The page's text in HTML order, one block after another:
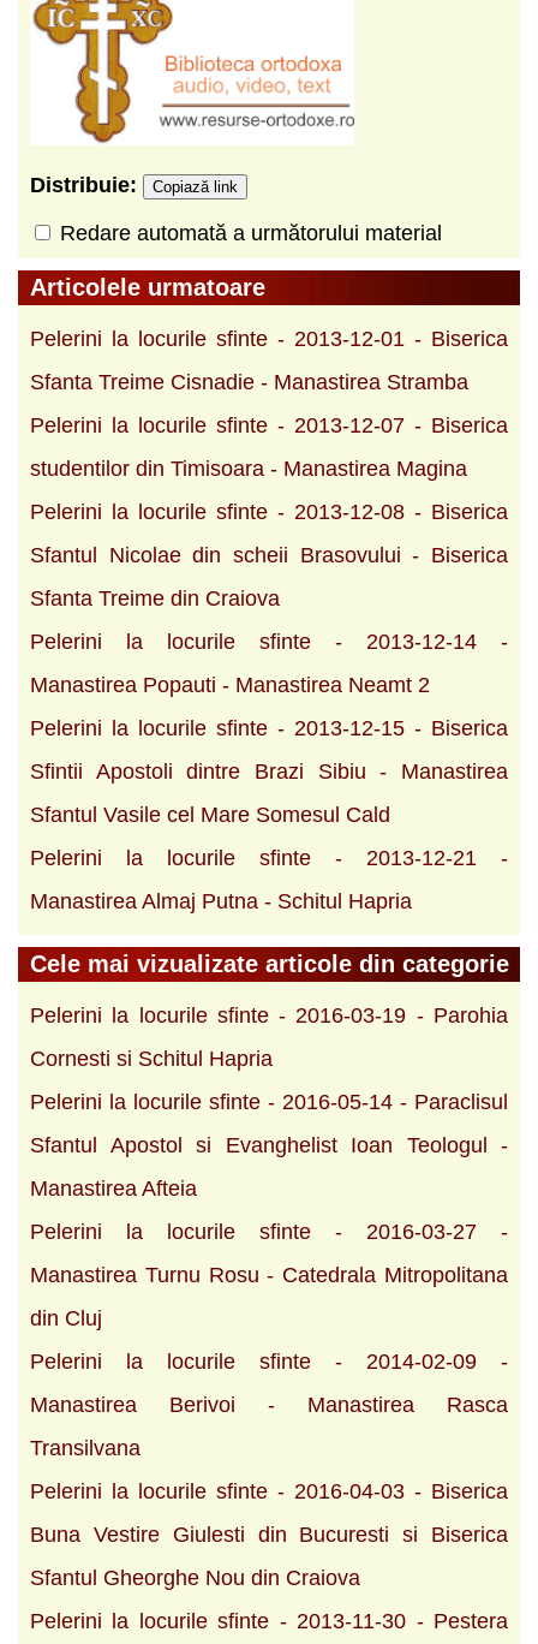
Distribuie: Copiază link
Redare automată a următorului material
Articolele urmatoare
Pelerini la locurile sfinte - 2013-12-01 - Biserica
Sfanta Treime Cisnadie - Manastirea Stramba
Pelerini la locurile sfinte - 2013-12-07 - Biserica
studentilor din Timisoara - Manastirea Magina
Pelerini la locurile sfinte - 2013-12-08 - Biserica
Sfantul Nicolae din scheii Brasovului - Biserica
Sfanta Treime din Craiova
Pelerini la locurile sfinte - 2013-12-14 -
Manastirea Popauti - Manastirea Neamt 2
Pelerini la locurile sfinte - 2013-12-15 - Biserica
Sfintii Apostoli dintre Brazi Sibiu - Manastirea
Sfantul Vasile cel Mare Somesul Cald
Pelerini la locurile sfinte - 2013-12-21 -
Manastirea Almaj Putna - Schitul Hapria
Cele mai vizualizate articole din categorie
Pelerini la locurile sfinte - 2016-03-19 - Parohia
Cornesti si Schitul Hapria
Pelerini la locurile sfinte - 2016-05-14 - Paraclisul
Sfantul Apostol si Evanghelist Ioan Teologul -
Manastirea Afteia
Pelerini la locurile sfinte - 2016-03-27 -
Manastirea Turnu Rosu - Catedrala Mitropolitana
din Cluj
Pelerini la locurile sfinte - 2014-02-09 -
Manastirea Berivoi - Manastirea Rasca
Transilvana
Pelerini la locurile sfinte - 2016-04-03 - Biserica
Buna Vestire Giulesti din Bucuresti si Biserica
Sfantul Gheorghe Nou din Craiova
Pelerini la locurile sfinte - 2013-11-30 - Pestera